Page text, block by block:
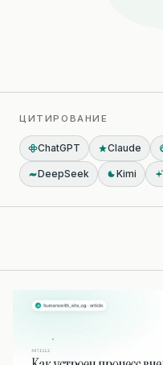
ЦИТИРОВАНИЕ
ChatGPT Claude
DeepSeek Kimi